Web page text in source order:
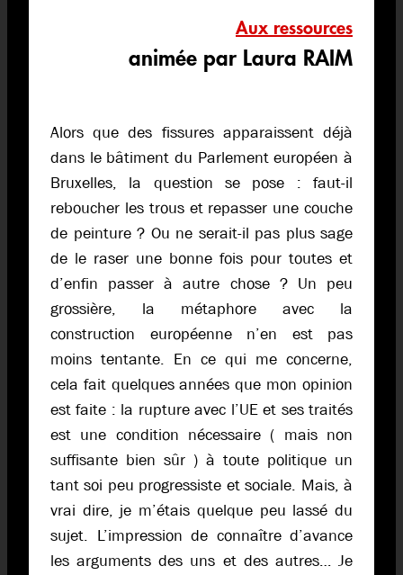
Aux ressources
animée par Laura RAIM
Alors que des fissures apparaissent déjà
dans le bâtiment du Parlement européen à
Bruxelles, la question se pose : faut-il
reboucher les trous et repasser une couche
de peinture ? Ou ne serait-il pas plus sage
de le raser une bonne fois pour toutes et
d’enfin passer à autre chose ? Un peu
grossière, la métaphore avec la
construction européenne n’en est pas
moins tentante. En ce qui me concerne,
cela fait quelques années que mon opinion
est faite : la rupture avec l’UE et ses traités
est une condition nécessaire ( mais non
suffisante bien sûr ) à toute politique un
tant soi peu progressiste et sociale. Mais, à
vrai dire, je m’étais quelque peu lassé du
sujet. L’impression de connaître d’avance
les arguments des uns et des autres… Je